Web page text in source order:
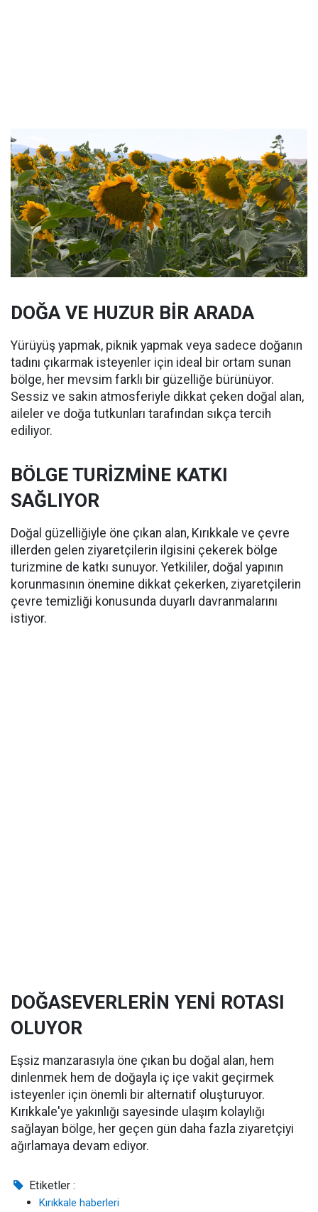
DOĞA VE HUZUR BİR ARADA
Yürüyüş yapmak, piknik yapmak veya sadece doğanın
tadını çıkarmak isteyenler için ideal bir ortam sunan
bölge, her mevsim farklı bir güzelliğe bürünüyor.
Sessiz ve sakin atmosferiyle dikkat çeken doğal alan,
aileler ve doğa tutkunları tarafından sıkça tercih
ediliyor.
BÖLGE TURİZMİNE KATKI
SAĞLIYOR
Doğal güzelliğiyle öne çıkan alan, Kırıkkale ve çevre
illerden gelen ziyaretçilerin ilgisini çekerek bölge
turizmine de katkı sunuyor. Yetkililer, doğal yapının
korunmasının önemine dikkat çekerken, ziyaretçilerin
çevre temizliği konusunda duyarlı davranmalarını
istiyor.
DOĞASEVERLERİN YENİ ROTASI
OLUYOR
Eşsiz manzarasıyla öne çıkan bu doğal alan, hem
dinlenmek hem de doğayla iç içe vakit geçirmek
isteyenler için önemli bir alternatif oluşturuyor.
Kırıkkale'ye yakınlığı sayesinde ulaşım kolaylığı
sağlayan bölge, her geçen gün daha fazla ziyaretçiyi
ağırlamaya devam ediyor.
Etiketler :
Kırıkkale haberleri